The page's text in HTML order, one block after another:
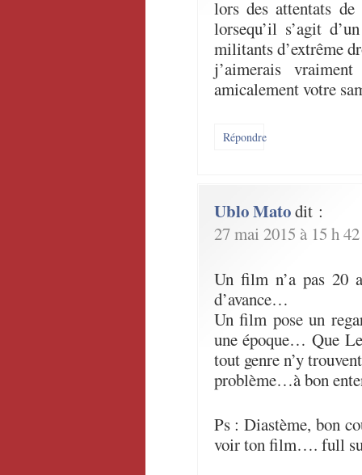
lors des attentats
lorsequ’il s’agit
militants d’extrême
j’aimerais
amicalement votre
Répondre
Ublo Matodit :
27 mai 2015 à 15 h
Un film n’a pas 20
d’avance…
Un film pose un
une époque… Que
tout genre n’y
problème…à bon
Ps : Diastème, bon
voir ton film…. full